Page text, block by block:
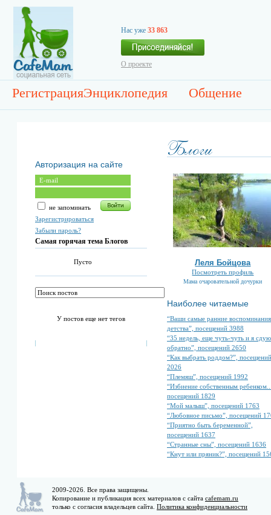
Нас уже 33 863
О проекте
РегистрацияЭнциклопедия Общение
Авторизация на сайте
не запоминать
Зарегистрироваться
Забыли пароль?
Самая горячая тема Блогов
Пусто
У постов еще нет тегов
Леля Бойцова
Посмотреть профиль
Мама очаровательной дочурки
Наиболее читаемые
“Ваши самые ранние
детства”, посещений 3988
“35 недель, еще чуть-чуть и я
обратно”, посещений 2650
“Как выбрать роддом?”, посещений
2026
“Племяш”, посещений 1992
“Избиение собственным
посещений 1829
“Мой малыш”, посещений 1763
“Любовное письмо”, посещений
“Приятно быть беременной”,
посещений 1637
“Странные сны”, посещений 1636
“Кнут или пряник?”, посещений
2009-2026. Все права защищены.
Копирование и публикация всех материалов с сайта cafemam.ru
только с согласия владельцев сайта. Политика конфиденциальности